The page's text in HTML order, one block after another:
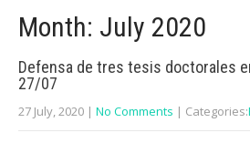
Month: July 2020
Defensa de tres tesis doctorales
27/07
27 July, 2020 | No Comments | Categories: